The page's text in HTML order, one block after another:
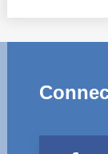
Buletin EU-
Aplică la